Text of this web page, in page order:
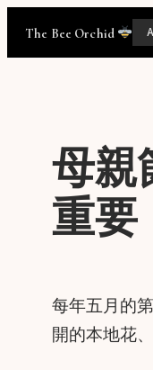
The Bee Orchid
母親
重要
每年五月的
開的本地花